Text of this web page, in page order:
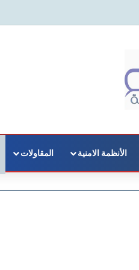
الأنظمة الامنية المقاولات